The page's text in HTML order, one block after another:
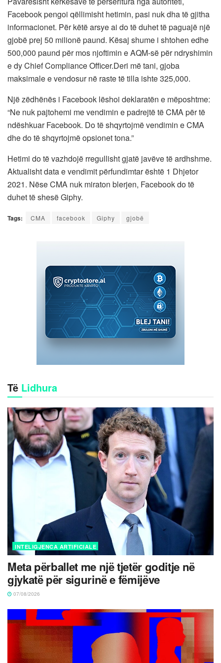
Facebook pengoi qëllimisht hetimin, pasi nuk dha të gjitha
informacionet. Për këtë arsye ai do të duhet të paguajë një
gjobë prej 50 milionë paund. Kësaj shume i shtohen edhe
500,000 paund për mos njoftimin e AQM-së për ndryshimin
e dy Chief Compliance Officer.Deri më tani, gjoba
maksimale e vendosur në raste të tilla ishte 325,000.
Një zëdhënës i Facebook lëshoi ​​deklaratën e mëposhtme:
“Ne nuk pajtohemi me vendimin e padrejtë të CMA për të
ndëshkuar Facebook. Do të shqyrtojmë vendimin e CMA
dhe do të shqyrtojmë opsionet tona.”
Hetimi do të vazhdojë rregullisht gjatë javëve të ardhshme.
Aktualisht data e vendimit përfundimtar është 1 Dhjetor
2021. Nëse CMA nuk miraton blerjen, Facebook do të
duhet të shesë Giphy.
Tags: CMA facebook Giphy gjobë
Të Lidhura
INTELIGJENCA ARTIFICIALE
Meta përballet me një tjetër goditje në
gjykatë për sigurinë e fëmijëve
07/08/2026